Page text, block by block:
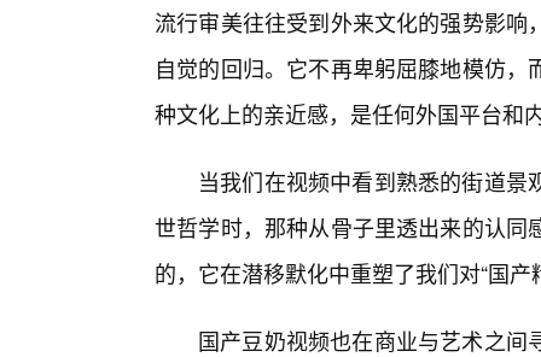
流行审美往往受到外来文化的强势影
自觉的回归。它不再卑躬屈膝地模仿
种文化上的亲近感，是任何外国平台和
当我们在视频中看到熟悉的街道
世哲学时，那种从骨子里透出来的认
的，它在潜移默化中重塑了我们对“国产
国产豆奶视频也在商业与艺术之